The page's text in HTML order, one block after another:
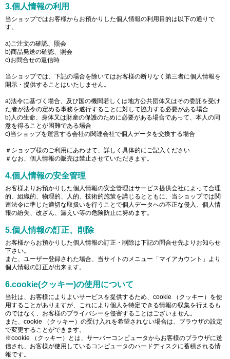
3.個人情報の利用
当ショップではお客様からお預かりした個人情報の利用目的は以下の通りで
す。
a)ご注文の確認、照会
b)商品発送の確認、照会
c)お問合せの返信時
当ショップでは、下記の場合を除いてはお客様の断りなく第三者に個人情報を
開示・提供することはいたしません。
a)法令に基づく場合、及び国の機関若しくは地方公共団体又はその委託を受け
た者が法令の定める事務を遂行することに対して協力する必要がある場合
b)人の生命、身体又は財産の保護のために必要がある場合であって、本人の同
意を得ることが困難である場合
c)当ショップを運営する会社の関連会社で個人データを交換する場合
＃ショップ様のご利用にあわせて、詳しく具体的にご記入ください
＃なお、個人情報の販売は禁止させていただきます。
4.個人情報の安全管理
お客様よりお預かりした個人情報の安全管理はサービス提供会社によって合理
的、組織的、物理的、人的、技術的施策を講じるとともに、当ショップでは関
連法令に準じた適切な取扱いを行うことで個人データへの不正な侵入、個人情
報の紛失、改ざん、漏えい等の危険防止に努めます。
5.個人情報の訂正、削除
お客様からお預かりした個人情報の訂正・削除は下記の問合せ先よりお知らせ
下さい。
また、ユーザー登録された場合、当サイトのメニュー「マイアカウント」より
個人情報の訂正が出来ます。
6.cookie(クッキー)の使用について
当社は、お客様によりよいサービスを提供するため、cookie （クッキー）を使
用することがありますが、これにより個人を特定できる情報の収集を行えるも
のではなく、お客様のプライバシーを侵害することはございません。
また、cookie （クッキー）の受け入れを希望されない場合は、ブラウザの設定
で変更することができます。
※cookie （クッキー）とは、サーバーコンピュータからお客様のブラウザに送
信され、お客様が使用しているコンピュータのハードディスクに蓄積される情
報です。